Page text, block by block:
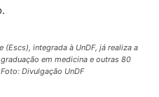
(Escs), integrada à UnDF, já realiza a
em medicina e outras 80
Divulgação UnDF